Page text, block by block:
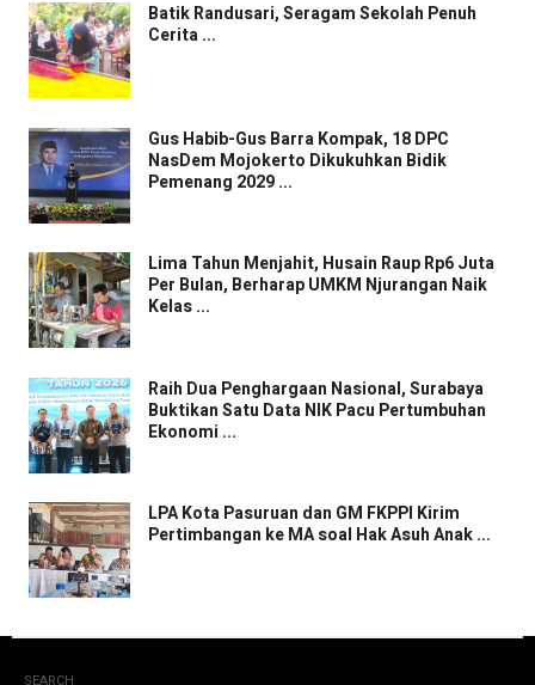
Batik Randusari, Seragam Sekolah Penuh
Cerita ...
Gus Habib-Gus Barra Kompak, 18 DPC
NasDem Mojokerto Dikukuhkan Bidik
Pemenang 2029 ...
Lima Tahun Menjahit, Husain Raup Rp6 Juta
Per Bulan, Berharap UMKM Njurangan Naik
Kelas ...
Raih Dua Penghargaan Nasional, Surabaya
Buktikan Satu Data NIK Pacu Pertumbuhan
Ekonomi ...
LPA Kota Pasuruan dan GM FKPPI Kirim
Pertimbangan ke MA soal Hak Asuh Anak ...
SEARCH